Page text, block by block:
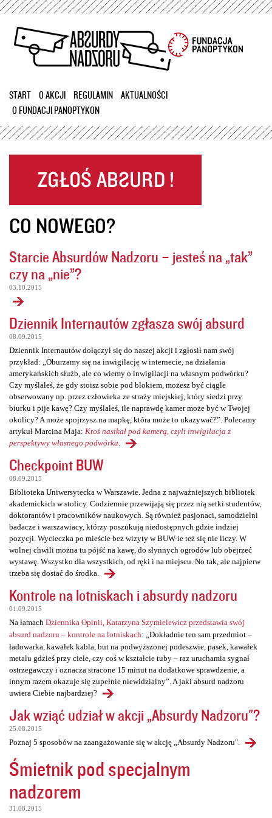
Przejdź
treści
START O AKCJI REGULAMIN
AKTUALNOŚCI
O FUNDACJI PANOPTYKON
CO NOWEGO?
Starcie Absurdów Nadzoru – jesteś na „tak”
czy na „nie”?
03.10.2015
Dziennik Internautów zgłasza swój absurd
08.09.2015
Dziennik Internautów dołączył się do naszej akcji i zgłosił nam swój
przykład: „Oburzamy się na inwigilację w internecie, na działania
amerykańskich służb, ale co wiemy o inwigilacji na własnym podwórku?
Czy myślałeś, że gdy stoisz sobie pod blokiem, możesz być ciągle
obserwowany np. przez człowieka ze straży miejskiej, który siedzi przy
biurku i pije kawę? Czy myślałeś, ile naprawdę kamer może być w Twojej
okolicy? A może spojrzysz na mapkę, która może to ukazywać?”. Polecamy
artykuł Marcina Maja: Ktoś nasikał pod kamerą, czyli inwigilacja z
perspektywy własnego podwórka
Checkpoint BUW
08.09.2015
Biblioteka Uniwersytecka w Warszawie. Jedna z najważniejszych bibliotek
akademickich w stolicy. Codziennie przewijają się przez nią setki studentów,
doktorantów i pracowników naukowych. Są również pasjonaci, samodzielni
badacze i warszawiacy, którzy poszukują niedostępnych gdzie indziej
pozycji. Wycieczka po mieście bez wizyty w BUW-ie też się nie liczy. W
wolnej chwili można tu pójść na kawę, do słynnych ogrodów lub obejrzeć
wystawę. Wszystko dla wszystkich, od ręki i na miejscu. No tak, ale najpierw
trzeba się dostać do środka.
Kontrole na lotniskach i absurdy nadzoru
01.09.2015
Na łamach Dziennika Opinii, Katarzyna Szymielewicz przedstawia swój
absurd nadzoru – kontrole na lotniskach: „Dokładnie ten sam przedmiot –
ładowarka, kawałek kabla, but na podwyższonej podeszwie, pasek, kawałek
metalu gdzieś przy ciele, czy coś w kształcie tuby – raz uruchamia sygnał
ostrzegawczy i oznacza stracone 15 minut na dodatkowe sprawdzenie, a
innym razem okazuje się zupełnie niewidzialny”. A jaki absurd nadzoru
uwiera Ciebie najbardziej?
Jak wziąć udział w akcji „Absurdy Nadzoru"?
25.08.2015
Poznaj 5 sposobów na zaangażowanie się w akcję „Absurdy Nadzoru".
Śmietnik pod specjalnym
nadzorem
31.08.2015